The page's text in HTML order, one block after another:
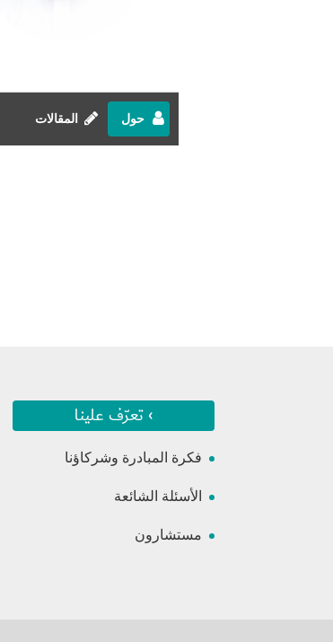
حول المقالات
› تعرّف علينا
فكرة المبادرة وشركاؤنا
الأسئلة الشائعة
مستشارون